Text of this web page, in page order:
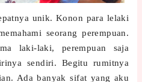
unik. Konon para lelaki
seorang perempuan.
laki-laki, perempuan saja
sendiri. Begitu rumitnya
Ada banyak sifat yang aku